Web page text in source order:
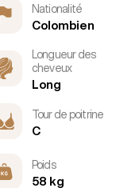
Nationalité
Colombien
Longueur des
cheveux
Long
Tour de poitrine
C
Poids
58 kg